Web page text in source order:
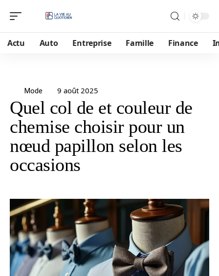
Actu Auto Entreprise Famille Finance
Mode 9 août 2025
Quel col de et couleur de
chemise choisir pour un
nœud papillon selon les
occasions